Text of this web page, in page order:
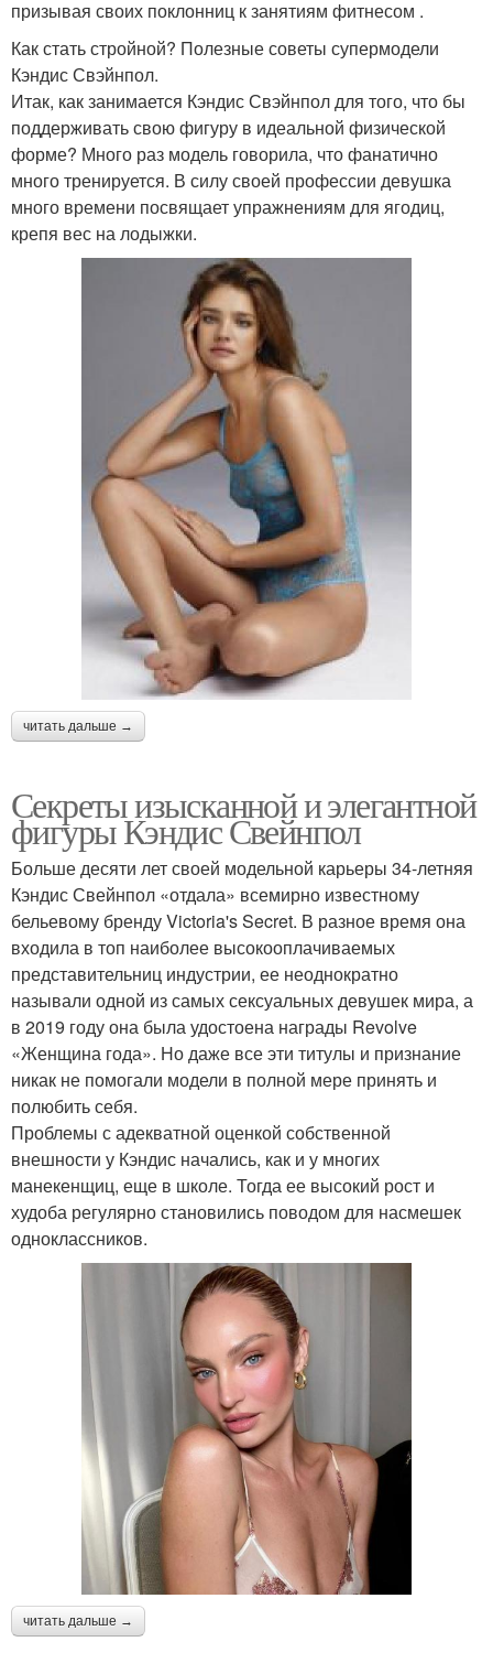
призывая своих поклонниц к занятиям фитнесом .
Как стать стройной? Полезные советы супермодели
Кэндис Свэйнпол.
Итак, как занимается Кэндис Свэйнпол для того, что бы
поддерживать свою фигуру в идеальной физической
форме? Много раз модель говорила, что фанатично
много тренируется. В силу своей профессии девушка
много времени посвящает упражнениям для ягодиц,
крепя вес на лодыжки.
читать дальше →
Секреты изысканной и элегантной
фигуры Кэндис Свейнпол
Больше десяти лет своей модельной карьеры 34-летняя
Кэндис Свейнпол «отдала» всемирно известному
бельевому бренду Victoria's Secret. В разное время она
входила в топ наиболее высокооплачиваемых
представительниц индустрии, ее неоднократно
называли одной из самых сексуальных девушек мира, а
в 2019 году она была удостоена награды Revolve
«Женщина года». Но даже все эти титулы и признание
никак не помогали модели в полной мере принять и
полюбить себя.
Проблемы с адекватной оценкой собственной
внешности у Кэндис начались, как и у многих
манекенщиц, еще в школе. Тогда ее высокий рост и
худоба регулярно становились поводом для насмешек
одноклассников.
читать дальше →